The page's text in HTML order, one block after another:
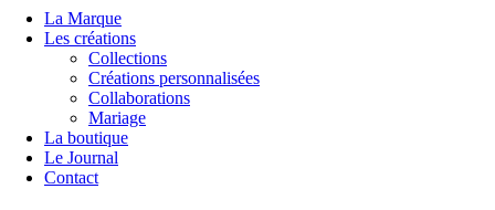
La Marque
Les créations
Collections
Créations personnalisées
Collaborations
Mariage
La boutique
Le Journal
Contact